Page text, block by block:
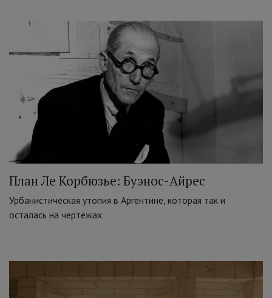
План Ле Корбюзье: Буэнос-Айрес
Урбанистическая утопия в Аргентине, которая так и
осталась на чертежах